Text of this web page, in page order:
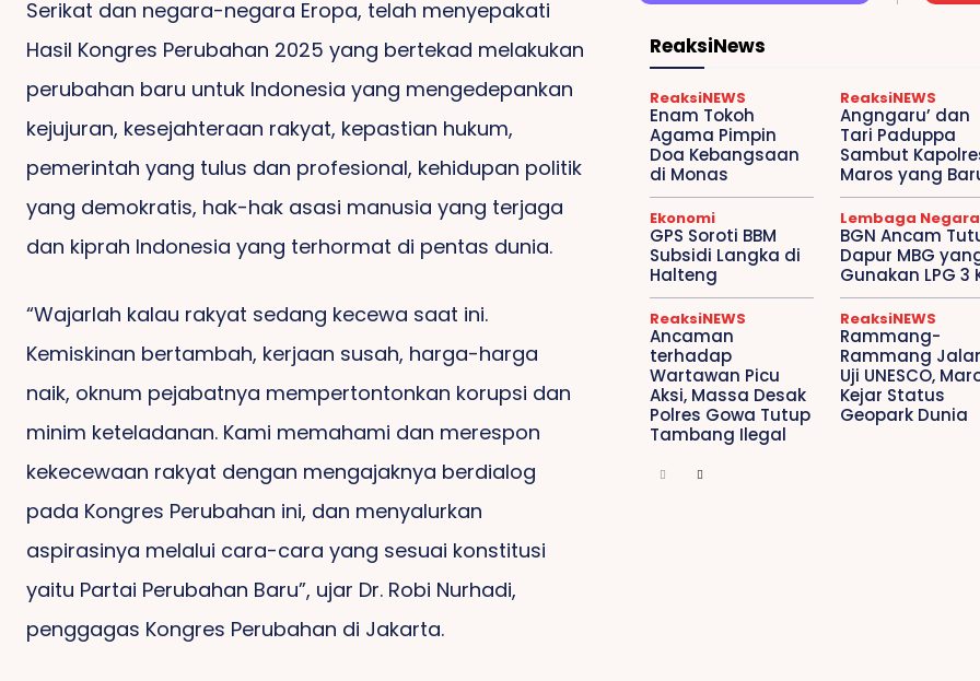
Serikat dan negara-negara Eropa, telah menyepakati
Hasil Kongres Perubahan 2025 yang bertekad melakukan
perubahan baru untuk Indonesia yang mengedepankan
kejujuran, kesejahteraan rakyat, kepastian hukum,
pemerintah yang tulus dan profesional, kehidupan politik
yang demokratis, hak-hak asasi manusia yang terjaga
dan kiprah Indonesia yang terhormat di pentas dunia.
“Wajarlah kalau rakyat sedang kecewa saat ini.
Kemiskinan bertambah, kerjaan susah, harga-harga
naik, oknum pejabatnya mempertontonkan korupsi dan
minim keteladanan. Kami memahami dan merespon
kekecewaan rakyat dengan mengajaknya berdialog
pada Kongres Perubahan ini, dan menyalurkan
aspirasinya melalui cara-cara yang sesuai konstitusi
yaitu Partai Perubahan Baru”, ujar Dr. Robi Nurhadi,
penggagas Kongres Perubahan di Jakarta.
ReaksiNews
ReaksiNEWS
Enam Tokoh
Agama Pimpin
Doa Kebangsaan
di Monas
ReaksiNEWS
Angngaru’ dan
Tari Paduppa
Sambut
Maros yang
Ekonomi
GPS Soroti BBM
Subsidi Langka di
Halteng
Lembaga Negara
BGN Ancam
Dapur MBG
Gunakan LPG 3
ReaksiNEWS
Ancaman
terhadap
Wartawan Picu
Aksi, Massa Desak
Polres Gowa Tutup
Tambang Ilegal
ReaksiNEWS
Rammang-
Rammang
Uji UNESCO,
Kejar Status
Geopark Dunia